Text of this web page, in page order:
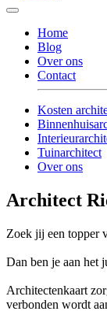
Home
Blog
Over ons
Contact
Kosten
Tuinarchitect
Over ons
Architect
Zoek jij een topper
Dan ben je aan het
Architectenkaart
verbonden wordt